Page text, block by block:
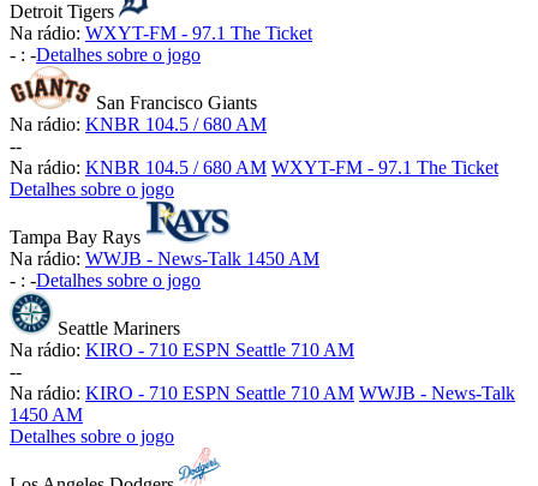
Detroit Tigers
Na rádio: WXYT-FM - 97.1 The Ticket
- : -Detalhes sobre o jogo
San Francisco Giants
Na rádio: KNBR 104.5 / 680 AM
--
Na rádio: KNBR 104.5 / 680 AM WXYT-FM - 97.1 The Ticket
Detalhes sobre o jogo
Tampa Bay Rays
Na rádio: WWJB - News-Talk 1450 AM
- : -Detalhes sobre o jogo
Seattle Mariners
Na rádio: KIRO - 710 ESPN Seattle 710 AM
--
Na rádio: KIRO - 710 ESPN Seattle 710 AM WWJB - News-Talk
1450 AM
Detalhes sobre o jogo